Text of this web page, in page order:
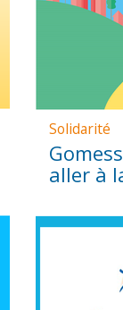
Solidarité
aller à